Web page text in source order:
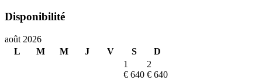
Disponibilité
août 2026
L
M M J V S
D
1
€ 640
2
€ 640